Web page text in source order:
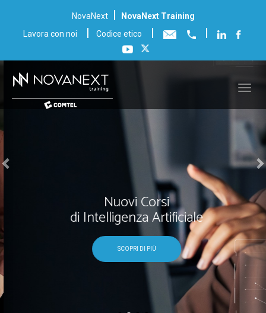
NovaNext |
NovaNext Training
Lavora con noi
| Codice etico | |
Nuovi Corsi
di Intelligenza Artificiale
SCOPRI DI PIÙ